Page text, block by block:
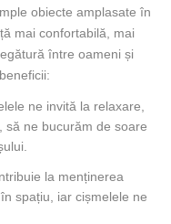
obiecte amplasate în
mai confortabilă, mai
între oameni și
ne invită la relaxare,
să ne bucurăm de soare
la menținerea
spațiu, iar cișmelele ne